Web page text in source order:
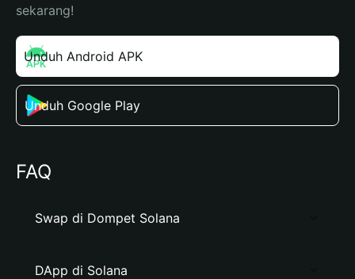
sekarang!
Unduh Android APK
Unduh Google Play
FAQ
Swap di Dompet Solana
DApp di Solana